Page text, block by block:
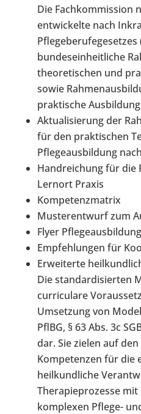
Die Fachkommission
entwickelte nach
Pflegeberufegesetzes
bundeseinheitliche
theoretischen und
sowie
praktische
Aktualisierung der
für den praktischen
Pflegeausbildung
Handreichung für die
Lernort Praxis
Kompetenzmatrix
Musterentwurf zum
Flyer
Empfehlungen für
Erweiterte
Die standardisierten
curriculare
Umsetzung von
PflBG, § 63 Abs. 3c
dar. Sie zielen auf
Kompetenzen für die
heilkundliche
Therapieprozesse mit
komplexen Pflege-